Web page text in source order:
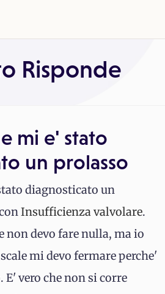
Risponde
mi e' stato
un prolasso
diagnosticato un
Insufficienza valvolare.
non devo fare nulla, ma io
mi devo fermare perche'
E' vero che non si corre